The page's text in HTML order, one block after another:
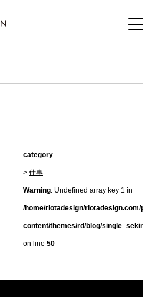
category
> 仕事
Warning: Undefined array key 1 in
/home/riotadesign/riotadesign.com/
content/themes/rd/blog/
on line 50